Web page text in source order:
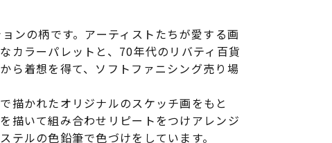
ンの柄です。アーティストたちが愛する画
カラーパレットと、70年代のリバティ百貨
ら着想を得て、ソフトファニシング売り場
描かれたオリジナルのスケッチ画をもと
描いて組み合わせリピートをつけアレンジ
テルの色鉛筆で色づけをしています。